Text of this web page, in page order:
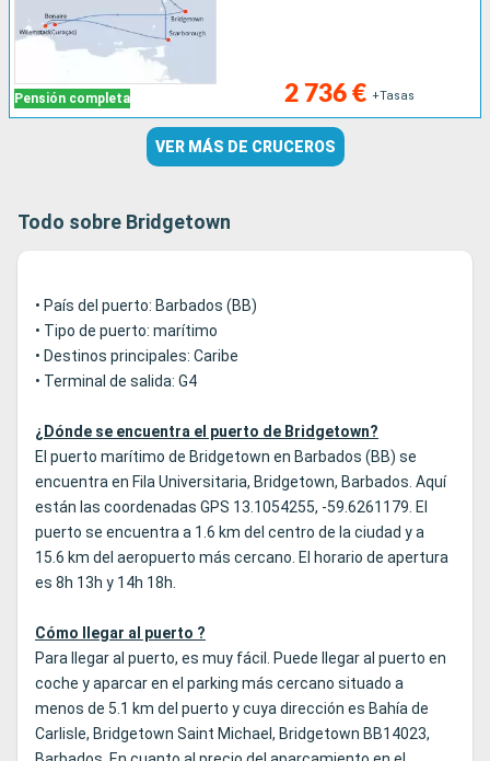
Pensión completa 2 736 € +Tasas
VER MÁS DE CRUCEROS
Todo sobre Bridgetown
• País del puerto: Barbados (BB)
• Tipo de puerto: marítimo
• Destinos principales: Caribe
• Terminal de salida: G4
¿Dónde se encuentra el puerto de Bridgetown?
El puerto marítimo de Bridgetown en Barbados (BB) se
encuentra en Fila Universitaria, Bridgetown, Barbados. Aquí
están las coordenadas GPS 13.1054255, -59.6261179. El
puerto se encuentra a 1.6 km del centro de la ciudad y a
15.6 km del aeropuerto más cercano. El horario de apertura
es 8h 13h y 14h 18h.
Cómo llegar al puerto ?
Para llegar al puerto, es muy fácil. Puede llegar al puerto en
coche y aparcar en el parking más cercano situado a
menos de 5.1 km del puerto y cuya dirección es Bahía de
Carlisle, Bridgetown Saint Michael, Bridgetown BB14023,